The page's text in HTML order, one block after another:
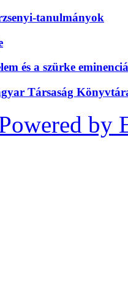
tanulmányok
és a szürke
Társaság
by